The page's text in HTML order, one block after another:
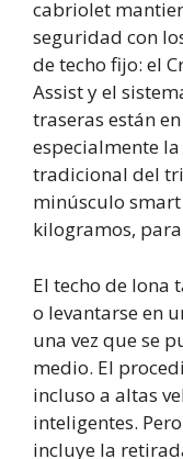
cabriolet
seguridad con
de techo fijo: el
Assist y el
traseras están
especialmente
tradicional del
minúsculo
kilogramos,
El techo de lona
o levantarse en
una vez que se
medio. El
incluso a altas
inteligentes.
incluye la